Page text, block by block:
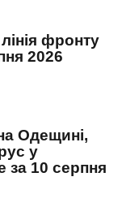
фронту
2026
Одещині,
у
за 10 серпня